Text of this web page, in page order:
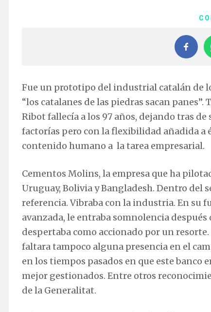
Fue un prototipo del industrial catalán de
“los catalanes de las piedras sacan
Ribot fallecía a los 97 años, dejando tras
factorías pero con la flexibilidad añadida a
contenido humano a la tarea empresarial.
Cementos Molins, la empresa que ha
Uruguay, Bolivia y Bangladesh. Dentro del
referencia. Vibraba con la industria. En su
avanzada, le entraba somnolencia
despertaba como accionado por un
faltara tampoco alguna presencia en el
en los tiempos pasados en que este banco
mejor gestionados. Entre otros
de la Generalitat.